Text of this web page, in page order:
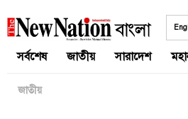
to
সর্বশেষ জাতীয় সারাদেশ
জাতীয়